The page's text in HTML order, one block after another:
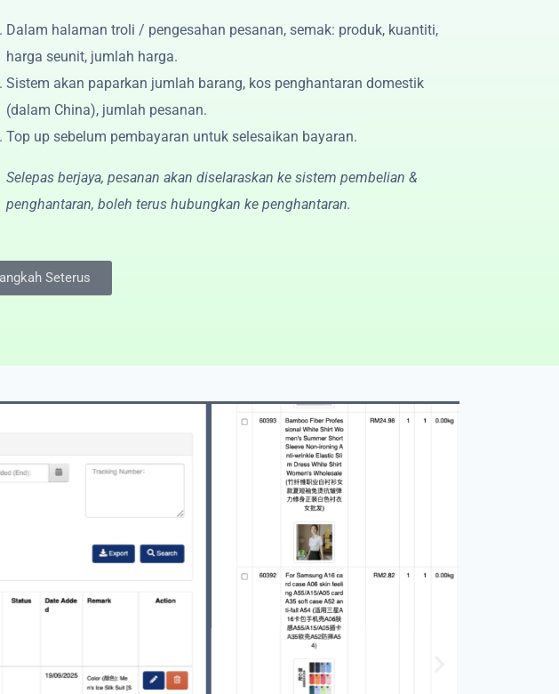
Dalam halaman troli / pengesahan pesanan, semak: produk, kuantiti,
harga seunit, jumlah harga.
Sistem akan paparkan jumlah barang, kos penghantaran domestik
(dalam China), jumlah pesanan.
Top up sebelum pembayaran untuk selesaikan bayaran.
Selepas berjaya, pesanan akan diselaraskan ke sistem pembelian &
penghantaran, boleh terus hubungkan ke penghantaran.
Seterus